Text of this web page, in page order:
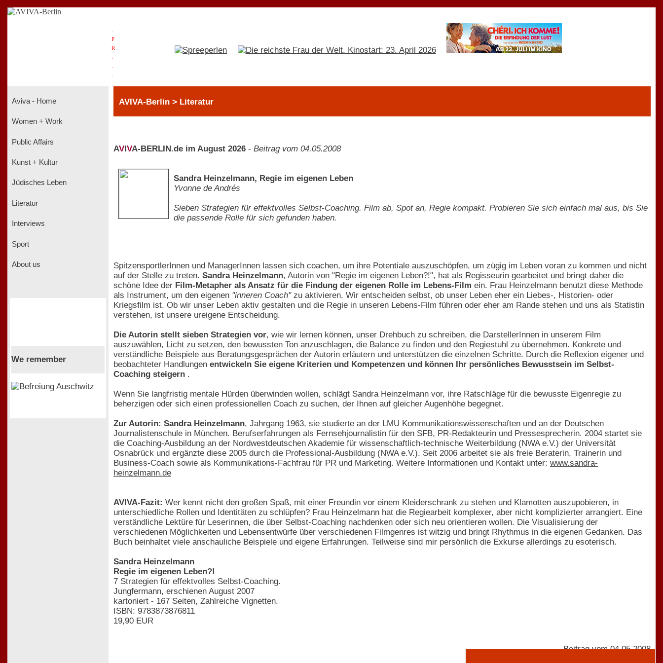
P
R
Aviva - Home
Women + Work
Public Affairs
Kunst + Kultur
Jüdisches Leben
Literatur
Interviews
Sport
About us
We remember
AVIVA-Berlin > Literatur
AV VA-BERLIN.de im August 2026 - Beitrag vom 04.05.2008
Sandra Heinzelmann, Regie im eigenen Leben
Yvonne de Andrés
Sieben Strategien für effektvolles Selbst-Coaching. Film ab, Spot an, Regie kompakt. Probieren Sie sich einfach mal aus, bis Sie
die passende Rolle für sich gefunden haben.
SpitzensportlerInnen und ManagerInnen lassen sich coachen, um ihre Potentiale auszuschöpfen, um zügig im Leben voran zu kommen und nicht
auf der Stelle zu treten. Sandra Heinzelmann, Autorin von "Regie im eigenen Leben?!", hat als Regisseurin gearbeitet und bringt daher die
schöne Idee der Film-Metapher als Ansatz für die Findung der eigenen Rolle im Lebens-Film ein. Frau Heinzelmann benutzt diese Methode
als Instrument, um den eigenen "inneren Coach"zu aktivieren. Wir entscheiden selbst, ob unser Leben eher ein Liebes-, Historien- oder
Kriegsfilm ist. Ob wir unser Leben aktiv gestalten und die Regie in unseren Lebens-Film führen oder eher am Rande stehen und uns als Statistin
verstehen, ist unsere ureigene Entscheidung.
Die Autorin stellt sieben Strategien vor, wie wir lernen können, unser Drehbuch zu schreiben, die DarstellerInnen in unserem Film
auszuwählen, Licht zu setzen, den bewussten Ton anzuschlagen, die Balance zu finden und den Regiestuhl zu übernehmen. Konkrete und
verständliche Beispiele aus Beratungsgesprächen der Autorin erläutern und unterstützen die einzelnen Schritte. Durch die Reflexion eigener und
beobachteter Handlungen entwickeln Sie eigene Kriterien und Kompetenzen und können Ihr persönliches Bewusstsein im Selbst-
Coaching steigern .
Wenn Sie langfristig mentale Hürden überwinden wollen, schlägt Sandra Heinzelmann vor, ihre Ratschläge für die bewusste Eigenregie zu
beherzigen oder sich einen professionellen Coach zu suchen, der Ihnen auf gleicher Augenhöhe begegnet.
Zur Autorin: Sandra Heinzelmann, Jahrgang 1963, sie studierte an der LMU Kommunikationswissenschaften und an der Deutschen
Journalistenschule in München. Berufserfahrungen als Fernsehjournalistin für den SFB, PR-Redakteurin und Pressesprecherin. 2004 startet sie
die Coaching-Ausbildung an der Nordwestdeutschen Akademie für wissenschaftlich-technische Weiterbildung (NWA e.V.) der Universität
Osnabrück und ergänzte diese 2005 durch die Professional-Ausbildung (NWA e.V.). Seit 2006 arbeitet sie als freie Beraterin, Trainerin und
Business-Coach sowie als Kommunikations-Fachfrau für PR und Marketing. Weitere Informationen und Kontakt unter: www.sandra-
heinzelmann.de
AVIVA-Fazit: Wer kennt nicht den großen Spaß, mit einer Freundin vor einem Kleiderschrank zu stehen und Klamotten auszupobieren, in
unterschiedliche Rollen und Identitäten zu schlüpfen? Frau Heinzelmann hat die Regiearbeit komplexer, aber nicht komplizierter arrangiert. Eine
verständliche Lektüre für Leserinnen, die über Selbst-Coaching nachdenken oder sich neu orientieren wollen. Die Visualisierung der
verschiedenen Möglichkeiten und Lebensentwürfe über verschiedenen Filmgenres ist witzig und bringt Rhythmus in die eigenen Gedanken. Das
Buch beinhaltet viele anschauliche Beispiele und eigene Erfahrungen. Teilweise sind mir persönlich die Exkurse allerdings zu esoterisch.
Sandra Heinzelmann
Regie im eigenen Leben?!
7 Strategien für effektvolles Selbst-Coaching.
Jungfermann, erschienen August 2007
kartoniert - 167 Seiten, Zahlreiche Vignetten.
ISBN: 9783873876811
19,90 EUR
Beitrag vom 04.05.2008